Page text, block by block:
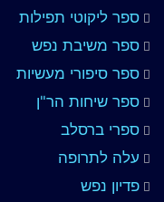
ספר ליקוטי תפילות
ספר משיבת נפש
ספר סיפורי מעשיות
ספר שיחות הר"ן
ספרי ברסלב
עלה לתרופה
פדיון נפש